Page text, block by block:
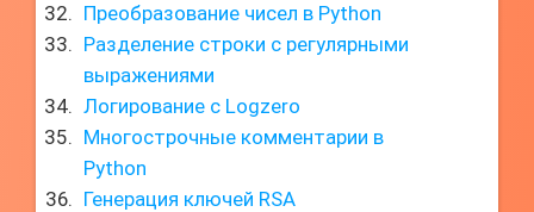
Преобразование чисел в Python
Разделение строки с регулярными
выражениями
Логирование с Logzero
Многострочные комментарии в
Python
Генерация ключей RSA